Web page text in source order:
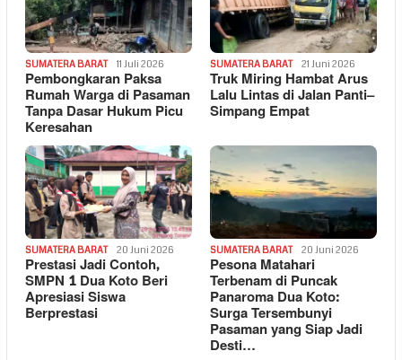
SUMATERA BARAT 11 Juli 2026
Pembongkaran Paksa
Rumah Warga di Pasaman
Tanpa Dasar Hukum Picu
Keresahan
SUMATERA BARAT 21 Juni 2026
Truk Miring Hambat Arus
Lalu Lintas di Jalan Panti–
Simpang Empat
SUMATERA BARAT 20 Juni 2026
Prestasi Jadi Contoh,
SMPN 1 Dua Koto Beri
Apresiasi Siswa
Berprestasi
SUMATERA BARAT 20 Juni 2026
Pesona Matahari
Terbenam di Puncak
Panaroma Dua Koto:
Surga Tersembunyi
Pasaman yang Siap Jadi
Desti…